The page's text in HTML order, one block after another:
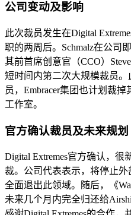
公司变动及影响
此次裁员发生在Digital
职的两周后。Schmalz在公司
其前首席创意官（CCO）
短时间内第二次大规模裁员
员，Embracer集团也计划裁掉
工作室。
官方确认裁员及未来规划
Digital Extremes官方确认，
裁。公司代表表示，将停止
全面退出此领域。随后，《
未来几个月内完全归还给